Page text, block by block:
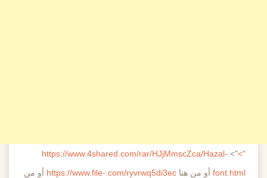
">
">
https://www.4shared.com/rar/HJjMmscZca/Hazal-
font.html أو من هنا https://www.file-.com/ryvrwq5di3ec أو من